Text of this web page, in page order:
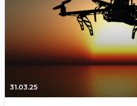
31.03.25